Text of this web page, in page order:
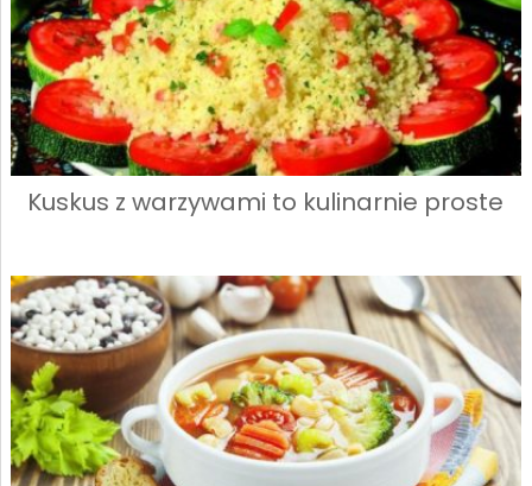
Kuskus z warzywami to kulinarnie proste